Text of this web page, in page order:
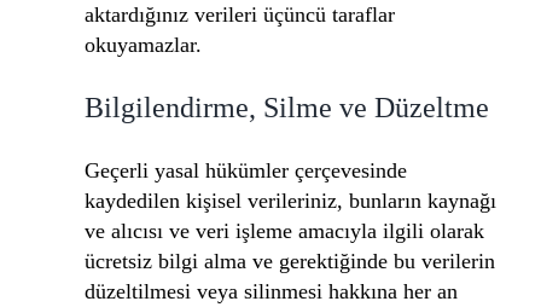
aktardığınız verileri üçüncü taraflar
okuyamazlar.
Bilgilendirme, Silme ve Düzeltme
Geçerli yasal hükümler çerçevesinde
kaydedilen kişisel verileriniz, bunların kaynağı
ve alıcısı ve veri işleme amacıyla ilgili olarak
ücretsiz bilgi alma ve gerektiğinde bu verilerin
düzeltilmesi veya silinmesi hakkına her an